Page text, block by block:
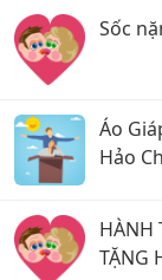
Sốc
Áo
Hảo
HÀNH
TẶNG